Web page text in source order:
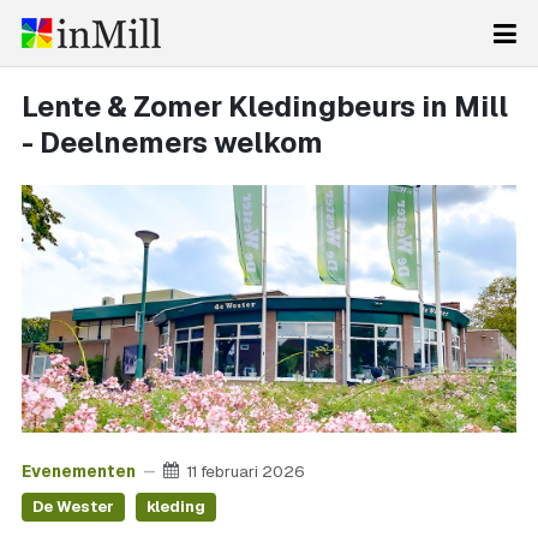
Lente & Zomer Kledingbeurs in Mill
- Deelnemers welkom
Evenementen 11 februari 2026
De Wester kleding